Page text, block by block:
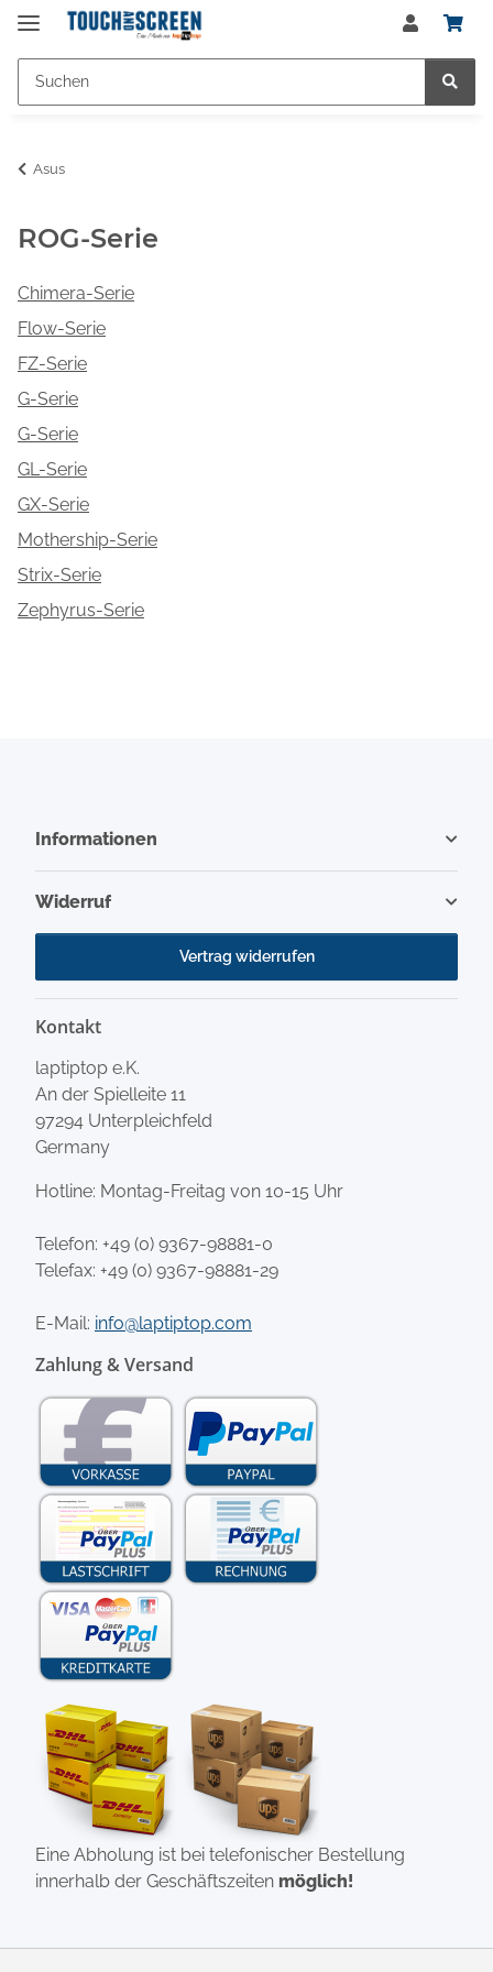
Asus
ROG-Serie
Chimera-Serie
Flow-Serie
FZ-Serie
G-Serie
G-Serie
GL-Serie
GX-Serie
Mothership-Serie
Strix-Serie
Zephyrus-Serie
Informationen
Widerruf
Vertrag widerrufen
Kontakt
laptiptop e.K.
An der Spielleite 11
97294 Unterpleichfeld
Germany
Hotline: Montag-Freitag von 10-15 Uhr
Telefon: +49 (0) 9367-98881-0
Telefax: +49 (0) 9367-98881-29
E-Mail: info@laptiptop.com
Zahlung & Versand
Eine Abholung ist bei telefonischer Bestellung
innerhalb der Geschäftszeiten möglich!